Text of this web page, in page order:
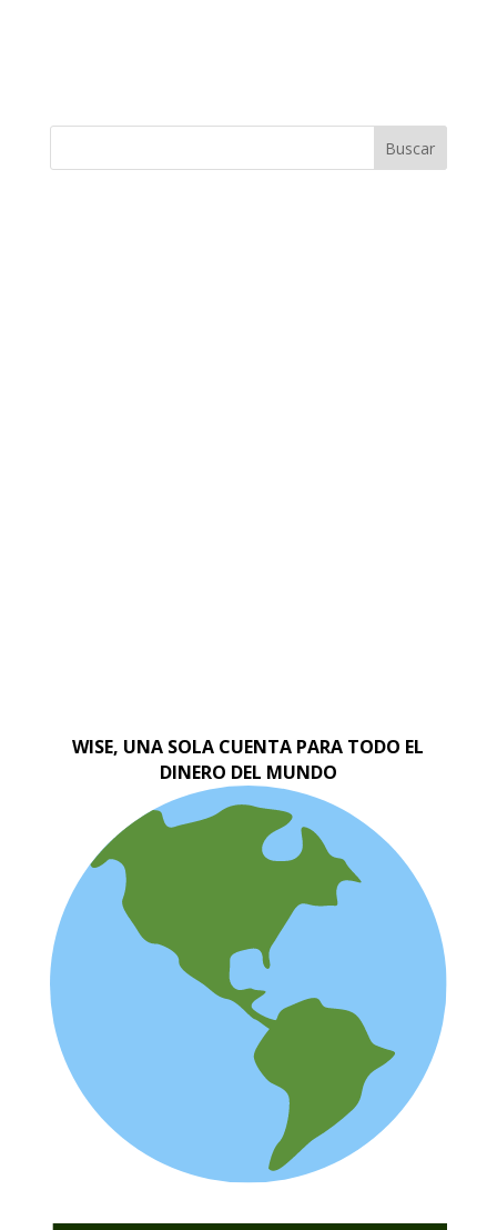
Buscar
WISE, UNA SOLA CUENTA PARA TODO EL
DINERO DEL MUNDO